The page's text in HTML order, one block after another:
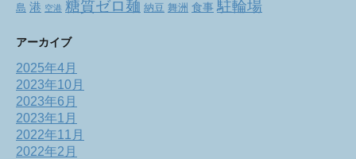
島 港 空港 糖質ゼロ麺 納豆 舞洲 食事 駐輪場
アーカイブ
2025年4月
2023年10月
2023年6月
2023年1月
2022年11月
2022年2月